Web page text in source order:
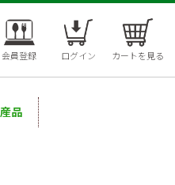
会員登録 ログイン カートを見る
品